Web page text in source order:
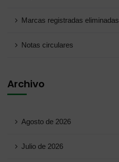
Marcas registradas eliminadas
Notas circulares
Archivo
Agosto de 2026
Julio de 2026